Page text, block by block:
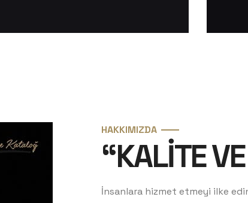
HAKKIMIZDA
“KALİTE
İnsanlara hizmet etmeyi ilke